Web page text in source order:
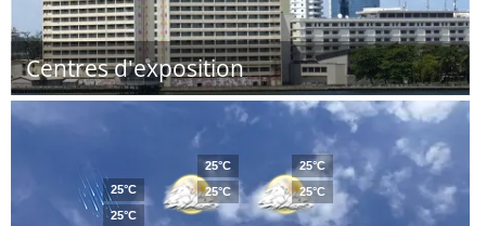
Centres d'exposition
25°C
25°C
25°C
25°C
25°C
25°C